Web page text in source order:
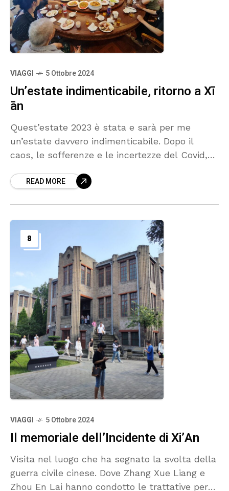
VIAGGI 5 Ottobre 2024
Un’estate indimenticabile, ritorno a Xī
ān
Quest’estate 2023 è stata e sarà per me
un’estate davvero indimenticabile. Dopo il
caos, le sofferenze e le incertezze del Covid,
in Cina con la mia famiglia e per la prima volta
READ MORE
8
VIAGGI 5 Ottobre 2024
Il memoriale dell’Incidente di Xi’An
Visita nel luogo che ha segnato la svolta della
guerra civile cinese. Dove Zhang Xue Liang e
Zhou En Lai hanno condotto le trattative per